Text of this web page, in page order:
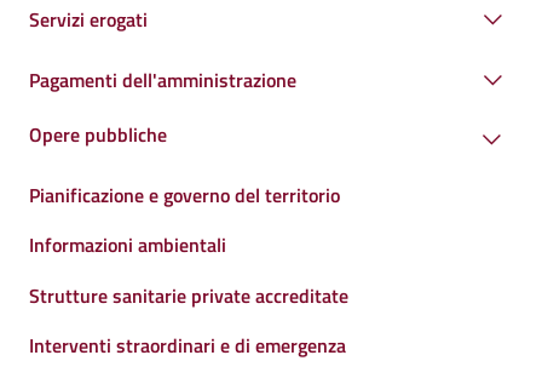
Servizi erogati
Pagamenti dell'amministrazione
Opere pubbliche
Pianificazione e governo del territorio
Informazioni ambientali
Strutture sanitarie private accreditate
Interventi straordinari e di emergenza